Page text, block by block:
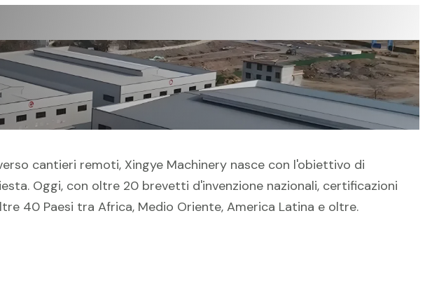
cantieri remoti, Xingye Machinery nasce con l'obiettivo di
Oggi, con oltre 20 brevetti d'invenzione nazionali, certificazioni
40 Paesi tra Africa, Medio Oriente, America Latina e oltre.